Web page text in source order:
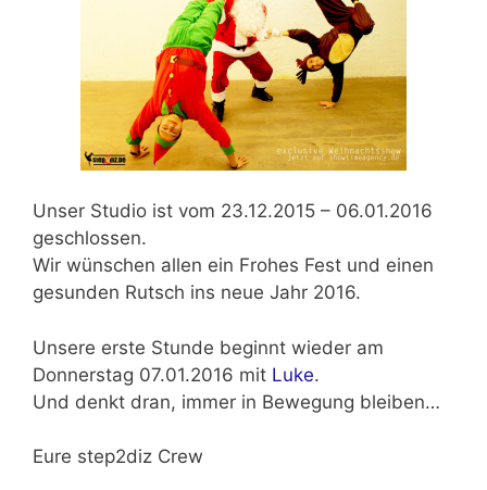
Unser Studio ist vom 23.12.2015 – 06.01.2016
geschlossen.
Wir wünschen allen ein Frohes Fest und einen
gesunden Rutsch ins neue Jahr 2016.
Unsere erste Stunde beginnt wieder am
Donnerstag 07.01.2016 mit Luke.
Und denkt dran, immer in Bewegung bleiben…
Eure step2diz Crew